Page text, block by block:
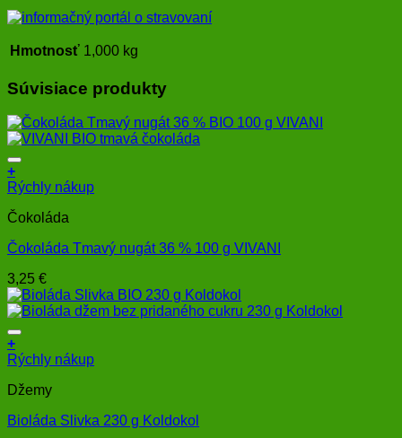
Hmotnosť 1,000 kg
Súvisiace produkty
+
Rýchly nákup
Čokoláda
Čokoláda Tmavý nugát 36 % 100 g VIVANI
3,25 €
+
Rýchly nákup
Džemy
Bioláda Slivka 230 g Koldokol